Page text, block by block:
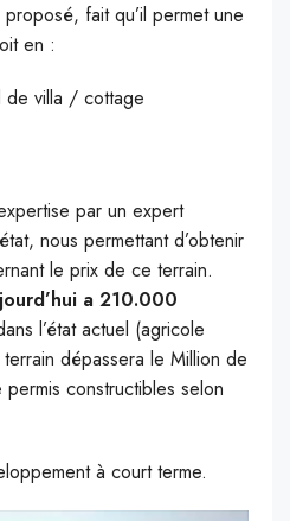
proposé, fait qu’il permet une
en :
de villa / cottage
par un expert
nous permettant d’obtenir
le prix de ce terrain.
a 210.000
l’état actuel (agricole
dépassera le Million de
constructibles selon
à court terme.